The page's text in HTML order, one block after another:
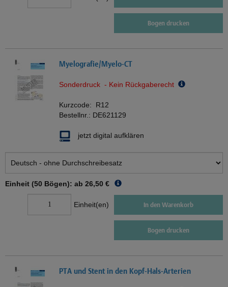
Bogen drucken
Myelografie/Myelo-CT
Sonderdruck - Kein Rückgaberecht
Kurzcode: R12
Bestellnr.: DE621129
jetzt digital aufklären
Einheit (50 Bögen): ab 26,50 €
Einheit(en) In den Warenkorb
Bogen drucken
PTA und Stent in den Kopf-Hals-Arterien